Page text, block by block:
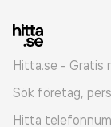
Hitta.se - Gratis
Sök företag,
Hitta